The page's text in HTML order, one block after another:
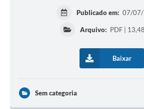
Publicado em: 07/
Arquivo: PDF |
Baixar
Sem categoria